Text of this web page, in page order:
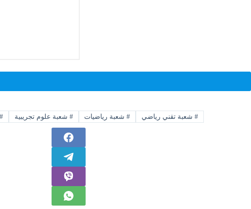
#شعبة تقني رياضي #شعبة رياضيات # شعبة علوم تجريبية #